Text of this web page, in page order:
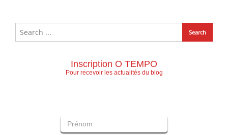
Inscription O TEMPO
Pour recevoir les actualités du blog